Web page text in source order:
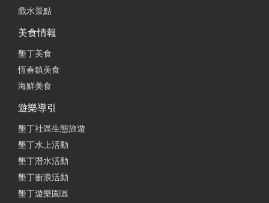
戲水景點
美食情報
墾丁美食
恆春鎮美食
海鮮美食
遊樂導引
墾丁社區生態旅遊
墾丁水上活動
墾丁潛水活動
墾丁衝浪活動
墾丁遊樂園區